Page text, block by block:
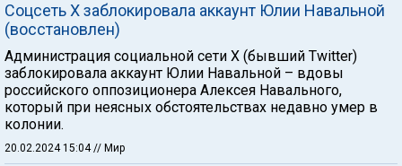
Соцсеть X заблокировала аккаунт Юлии Навальной
(восстановлен)
Администрация социальной сети X (бывший Twitter)
заблокировала аккаунт Юлии Навальной – вдовы
российского оппозиционера Алексея Навального,
который при неясных обстоятельствах недавно умер в
колонии.
20.02.2024 15:04// Мир